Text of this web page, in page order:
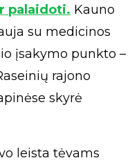
palaidoti. Kauno
su medicinos
įsakymo punkto –
rajono
skyrė
leista tėvams